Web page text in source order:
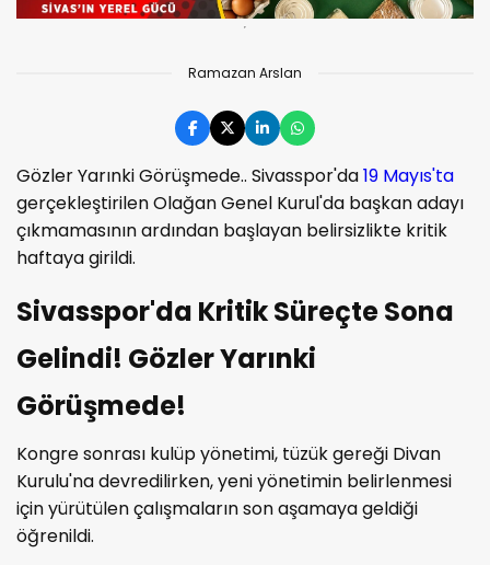
Ramazan Arslan
Gözler Yarınki Görüşmede.. Sivasspor'da19 Mayıs'ta
gerçekleştirilen Olağan Genel Kurul'da başkan adayı
çıkmamasının ardından başlayan belirsizlikte kritik
haftaya girildi.
Sivasspor'da Kritik Süreçte Sona
Gelindi! Gözler Yarınki
Görüşmede!
Kongre sonrası kulüp yönetimi, tüzük gereği Divan
Kurulu'na devredilirken, yeni yönetimin belirlenmesi
için yürütülen çalışmaların son aşamaya geldiği
öğrenildi.